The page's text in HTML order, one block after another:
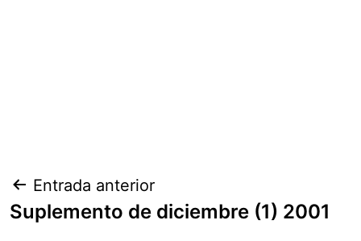
Navegación
de
Entrada anterior
Suplemento de diciembre (1) 2001